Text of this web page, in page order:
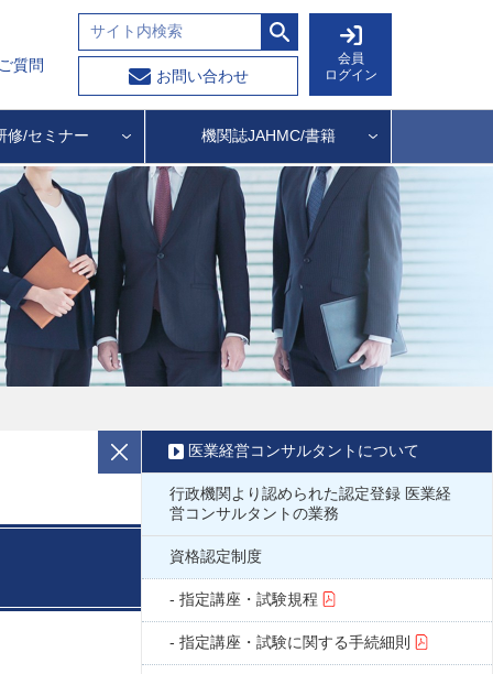
質問
お問い合わせ
会員
ログイン
修/セミナー 機関誌JAHMC/書籍
医業経営コンサルタントについて
行政機関より認められた認定登録 医業経
営コンサルタントの業務
資格認定制度
指定講座・試験規程
指定講座・試験に関する手続細則